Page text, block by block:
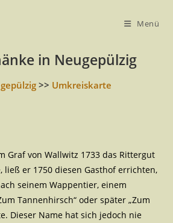
Menü
in Neugepülzig
>> Umkreiskarte
Graf von Wallwitz 1733 das Rittergut
ließ er 1750 diesen Gasthof errichten,
seinem Wappentier, einem
Tannenhirsch“ oder später „Zum
Dieser Name hat sich jedoch nie